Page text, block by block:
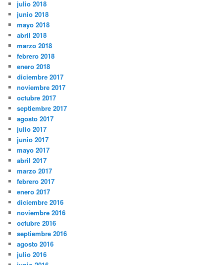
julio 2018
junio 2018
mayo 2018
abril 2018
marzo 2018
febrero 2018
enero 2018
diciembre 2017
noviembre 2017
octubre 2017
septiembre 2017
agosto 2017
julio 2017
junio 2017
mayo 2017
abril 2017
marzo 2017
febrero 2017
enero 2017
diciembre 2016
noviembre 2016
octubre 2016
septiembre 2016
agosto 2016
julio 2016